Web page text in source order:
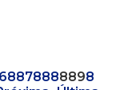
8878888898